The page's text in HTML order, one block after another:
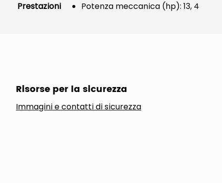
Prestazioni Potenza meccanica (hp): 13, 4
Risorse per la sicurezza
Immagini e contatti di sicurezza